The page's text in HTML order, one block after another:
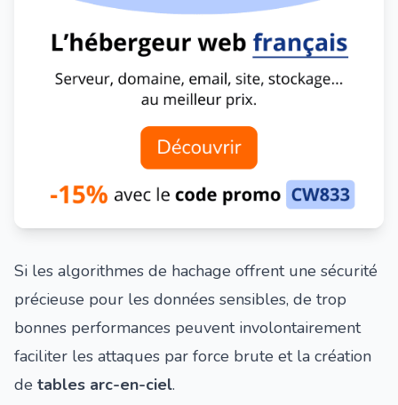
Si les algorithmes de hachage offrent une sécurité
précieuse pour les données sensibles, de trop
bonnes performances peuvent involontairement
faciliter les attaques par force brute et la création
de tables arc-en-ciel.